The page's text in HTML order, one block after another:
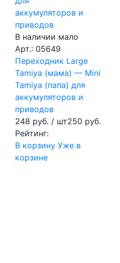
В наличии мало
Арт.: 05649
Переходник Large
Tamiya (мама) — Mini
Tamiya (папа) для
аккумуляторов и
приводов
248 руб. / шт250 руб.
Рейтинг:
В корзину Уже в
корзине